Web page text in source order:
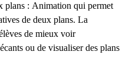
plans : Animation qui permet
de deux plans. La
de mieux voir
ou de visualiser des plans